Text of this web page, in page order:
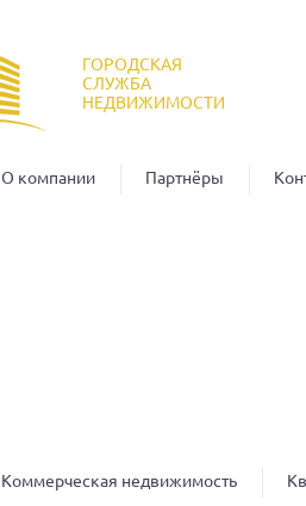
ГОРОДСКАЯ
СЛУЖБА
НЕДВИЖИМОСТИ
О компании Партнёры
Коммерческая недвижимость